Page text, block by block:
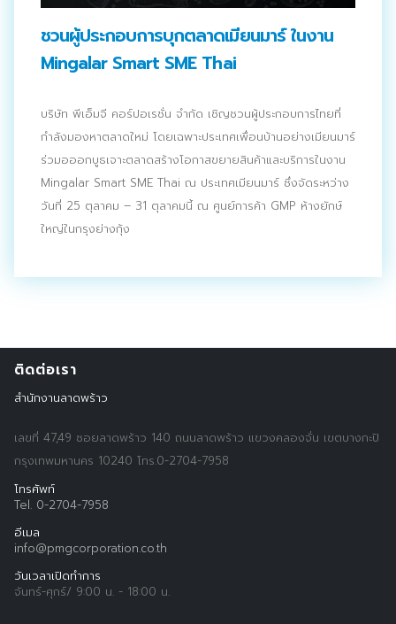
ชวนผู้ประกอบการบุกตลาดเมียนมาร์ ในงาน
Mingalar Smart SME Thai
บริษัท พีเอ็มจี คอร์ปอเรชั่น จำกัด เชิญชวนผู้ประกอบการไทยที่
กำลังมองหาตลาดใหม่ โดยเฉพาะประเทศเพื่อนบ้านอย่างเมียนมาร์
ร่วมอออกบูธเจาะตลาดสร้างโอกาสขยายสินค้าและบริการในงาน
Mingalar Smart SME Thai ณ ประเทศเมียนมาร์ ซึ่งจัดระหว่าง
วันที่ 25 ตุลาคม – 31 ตุลาคมนี้ ณ ศูนย์การค้า GMP ห้างยักษ์
ใหญ่ในกรุงย่างกุ้ง
ติดต่อเรา
สำนักงานลาดพร้าว
เลขที่ 47,49 ซอยลาดพร้าว 140 ถนนลาดพร้าว แขวงคลองจั่น เขตบางกะปิ
กรุงเทพมหานคร 10240 โทร.0-2704-7958
โทรศัพท์
Tel. 0-2704-7958
อีเมล
info@pmgcorporation.co.th
วันเวลาเปิดทำการ
จันทร์-ศุกร์/ 9:00 น. - 18:00 น.